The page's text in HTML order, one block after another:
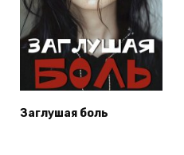
Заглушая боль